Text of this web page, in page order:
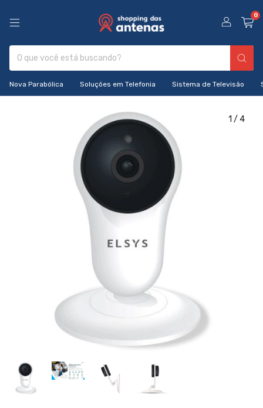
0
Nova Parabólica Soluções em Telefonia Sistema de Televisão
1 / 4